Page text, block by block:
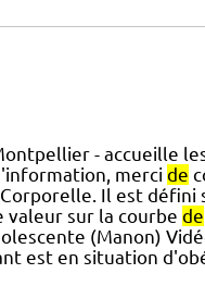
- accueille
merci de
Il est défini
valeur sur la courbe de
(Manon)
est en situation